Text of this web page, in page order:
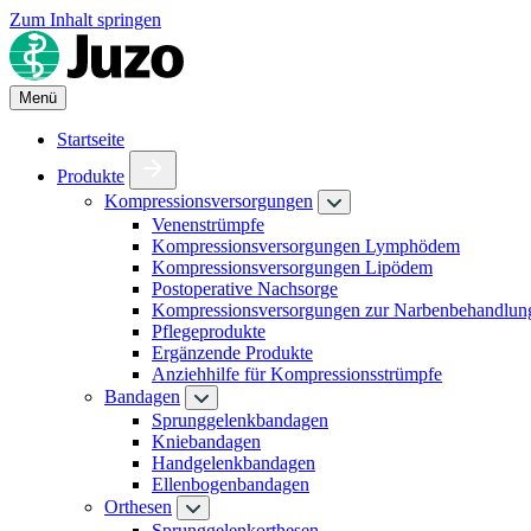
Zum Inhalt springen
Menü
Startseite
Produkte
Kompressionsversorgungen
Venenstrümpfe
Kompressionsversorgungen Lymphödem
Kompressionsversorgungen Lipödem
Postoperative Nachsorge
Kompressionsversorgungen zur
Pflegeprodukte
Ergänzende Produkte
Anziehhilfe für Kompressionsstrümpfe
Bandagen
Sprunggelenkbandagen
Kniebandagen
Handgelenkbandagen
Ellenbogenbandagen
Orthesen